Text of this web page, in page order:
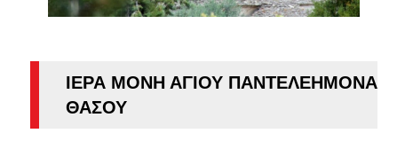
ΙΕΡΑ ΜΟΝΗ ΑΓΙΟΥ ΠΑΝΤΕΛΕΗΜΟΝΑ
ΘΑΣΟΥ